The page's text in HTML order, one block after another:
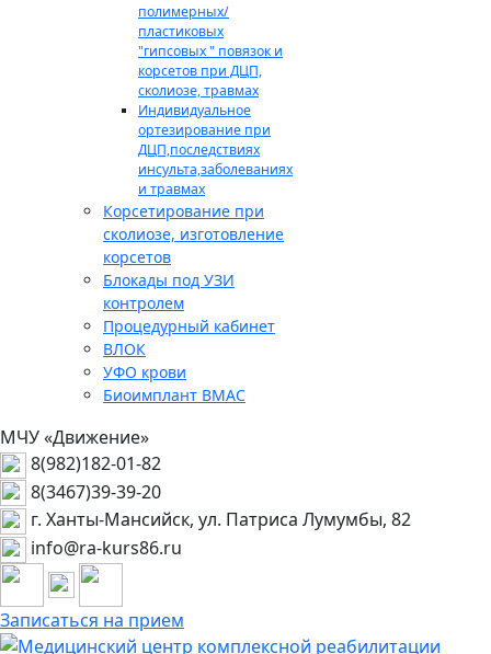
полимерных/
пластиковых
"гипсовых " повязок и
корсетов при ДЦП,
сколиозе, травмах
Индивидуальное
ортезирование при
ДЦП,последствиях
инсульта,заболеваниях
и травмах
Корсетирование при
сколиозе, изготовление
корсетов
Блокады под УЗИ
контролем
Процедурный кабинет
ВЛОК
УФО крови
Биоимплант ВМАС
МЧУ «Движение»
8(982)182-01-82
8(3467)39-39-20
г. Ханты-Мансийск, ул. Патриса Лумумбы, 82
info@ra-kurs86.ru
Записаться на прием